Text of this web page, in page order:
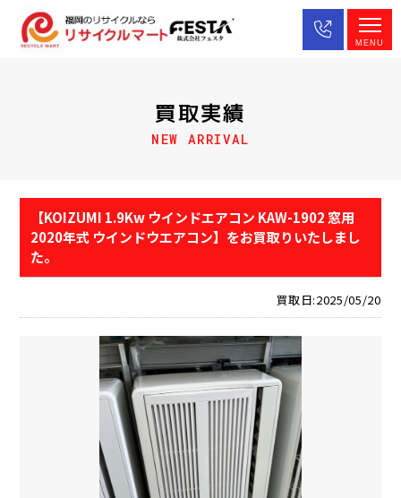
買取実績
NEW ARRIVAL
【KOIZUMI 1.9Kw ウインドエアコン KAW-1902 窓用
2020年式 ウインドウエアコン】をお買取りいたしまし
た。
買取日:2025/05/20
MENU